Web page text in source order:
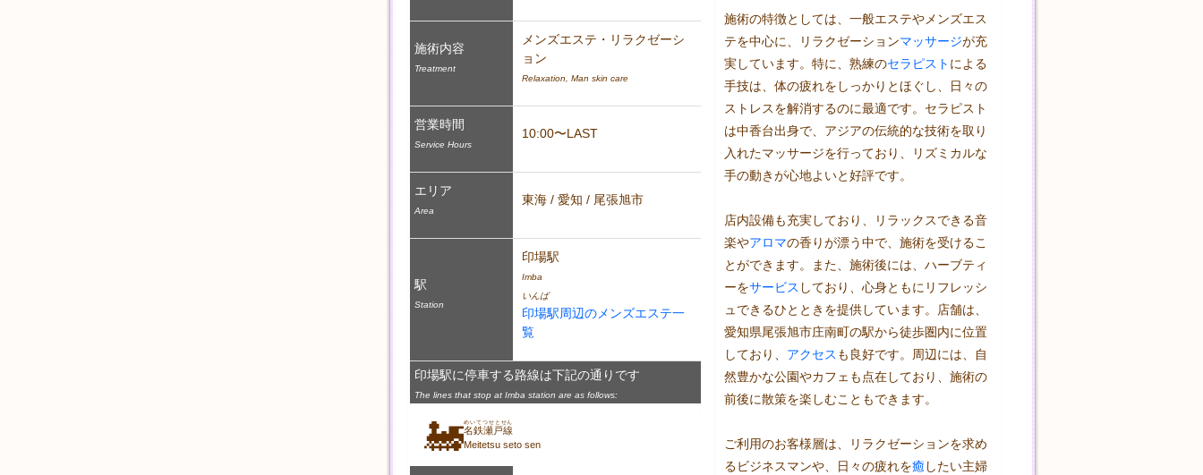
施術の特徴としては、一般エステやメンズエス
テを中心に、リラクゼーションマッサージが充
実しています。特に、熟練のセラピスト による
手技は、体の疲れをしっかりとほぐし、日々の
ストレスを解消するのに最適です。セラピスト
は中香台出身で、アジアの伝統的な技術を取り
入れたマッサージを行っており、リズミカルな
手の動きが心地よいと好評です。
店内設備も充実しており、リラックスできる音
楽やアロマの香りが漂う中で、施術を受けるこ
とができます。また、施術後には、ハーブティ
ーをサービス しており、心身ともにリフレッシ
ュできるひとときを提供しています。店舗は、
愛知県尾張旭市庄南町の駅から徒歩圏内に位置
しており、 アクセス も良好です。周辺には、自
然豊かな公園やカフェも点在しており、施術の
前後に散策を楽しむこともできます。
ご利用のお客様層は、リラクゼーションを求め
るビジネスマンや、日々の疲れを癒 したい主婦
施術内容
Treatment
メンズエステ・リラクゼーシ
ョン
Relaxation, Man skin care
営業時間
Service Hours
10:00〜LAST
エリア
Area
東海 / 愛知 / 尾張旭市
駅
Station
印場駅
Imba
いんば
印場駅周辺のメンズエステ一
覧
印場駅に停車する路線は下記の通りです
The lines that stop at Imba station are as follows:
🚂名鉄瀬戸線
めいてつせとせん
Meitetsu seto sen